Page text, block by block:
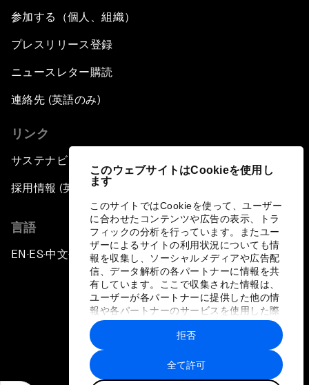
このウェブサイトはCookieを使用し
ます
このサイトではCookieを使って、ユーザー
に合わせたコンテンツや広告の表示、トラ
フィックの分析を行っています。またユー
ザーによるサイトの利用状況についても情
報を収集し、ソーシャルメディアや広告配
信、データ解析の各パートナーに情報を共
有しています。ここで収集された情報は、
ユーザーが各パートナーに提供した他の情
報や各パートナーのサービスを使用した際
に収集された情報と組み合わされ、各パー
トナーによって使用されることがありま
す。
全て許可
拒否
参加する（個人、組織）
プレスリリース登録
ニュースレター購読
連絡先 (英語のみ)
リンク
サステナビリティへの取り組み
採用情報 (英語のみ)
言語
EN ▪ES▪中文▪ 日本語
プライバシーポリシーと利用規約
サイトマップ